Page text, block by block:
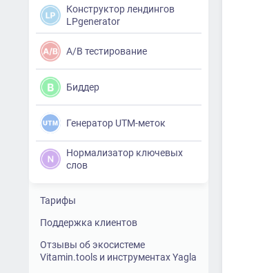
Конструктор лендингов
LPgenerator
A/B тестирование
Биддер
Генератор UTM-меток
Нормализатор ключевых
слов
Тарифы
Поддержка клиентов
Отзывы об экосистеме
Vitamin.tools и инструментах Yagla